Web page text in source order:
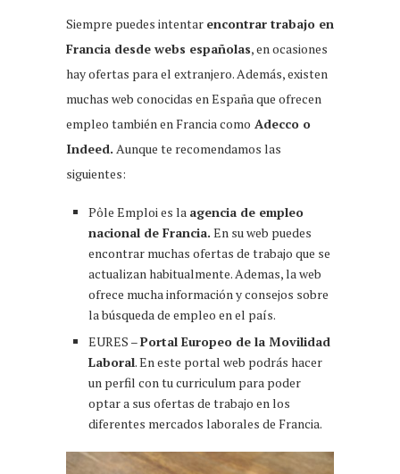
Siempre puedes intentar encontrar trabajo en
Francia desde webs españolas, en ocasiones
hay ofertas para el extranjero. Además, existen
muchas web conocidas en España que ofrecen
empleo también en Francia como Adecco o
Indeed. Aunque te recomendamos las
siguientes:
Pôle Emploi es la agencia de empleo
nacional de Francia. En su web puedes
encontrar muchas ofertas de trabajo que se
actualizan habitualmente. Ademas, la web
ofrece mucha información y consejos sobre
la búsqueda de empleo en el país.
EURES –Portal Europeo de la Movilidad
Laboral. En este portal web podrás hacer
un perfil con tu curriculum para poder
optar a sus ofertas de trabajo en los
diferentes mercados laborales de Francia.